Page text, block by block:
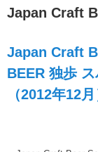
Japan Craft
Japan Craft
BEER 独歩
（2012年12月